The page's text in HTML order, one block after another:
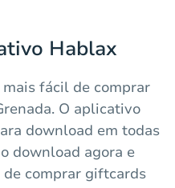
Hablax
fácil de comprar
O aplicativo
download em todas
download agora e
comprar giftcards